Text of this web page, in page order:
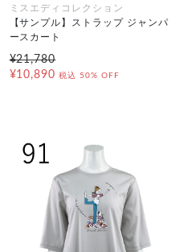
ミスエディコレクション
【サンプル】ストラップ ジャンパ
ースカート
¥21,780
¥10,890 税込 50% OFF